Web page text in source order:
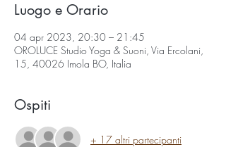
Luogo e Orario
04 apr 2023, 20:30 – 21:45
OROLUCE Studio Yoga & Suoni, Via Ercolani,
15, 40026 Imola BO, Italia
Ospiti
+ 17 altri partecipanti